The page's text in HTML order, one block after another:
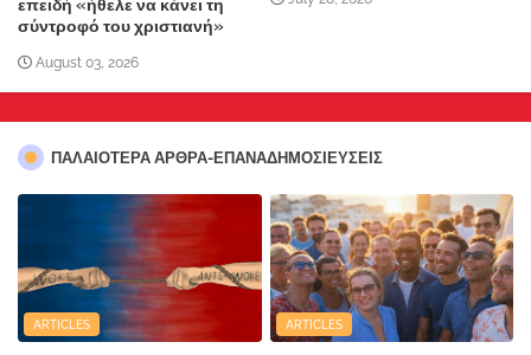
επειδή «ήθελε να κάνει τη
σύντροφό του χριστιανή»
August 03, 2026
ΠΑΛΑΙΟΤΕΡΑ ΑΡΘΡΑ-ΕΠΑΝΑΔΗΜΟΣΙΕΥΣΕΙΣ
ARTICLES ARTICLES